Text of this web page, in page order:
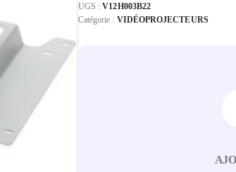
UGS :V12H003B22
Catégorie : VIDÉOPROJECTEURS